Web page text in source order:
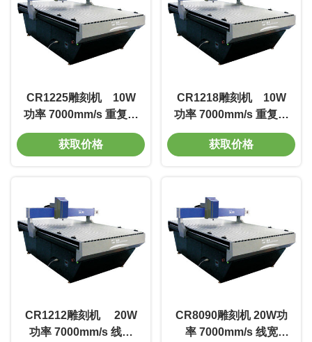
CR1225雕刻机 10W
功率 7000mm/s 重复精
度0.002mm 免维护
获取价格
CR1218雕刻机 10W
功率 7000mm/s 重复精
度0.002mm 免维护
获取价格
CR1212雕刻机 20W
功率 7000mm/s 线宽
CR8090雕刻机 20W功
率 7000mm/s 线宽